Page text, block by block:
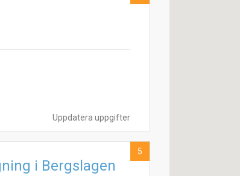
Uppdatera uppgifter
i Bergslagen
5